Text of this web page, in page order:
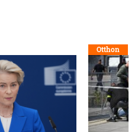
Otthon